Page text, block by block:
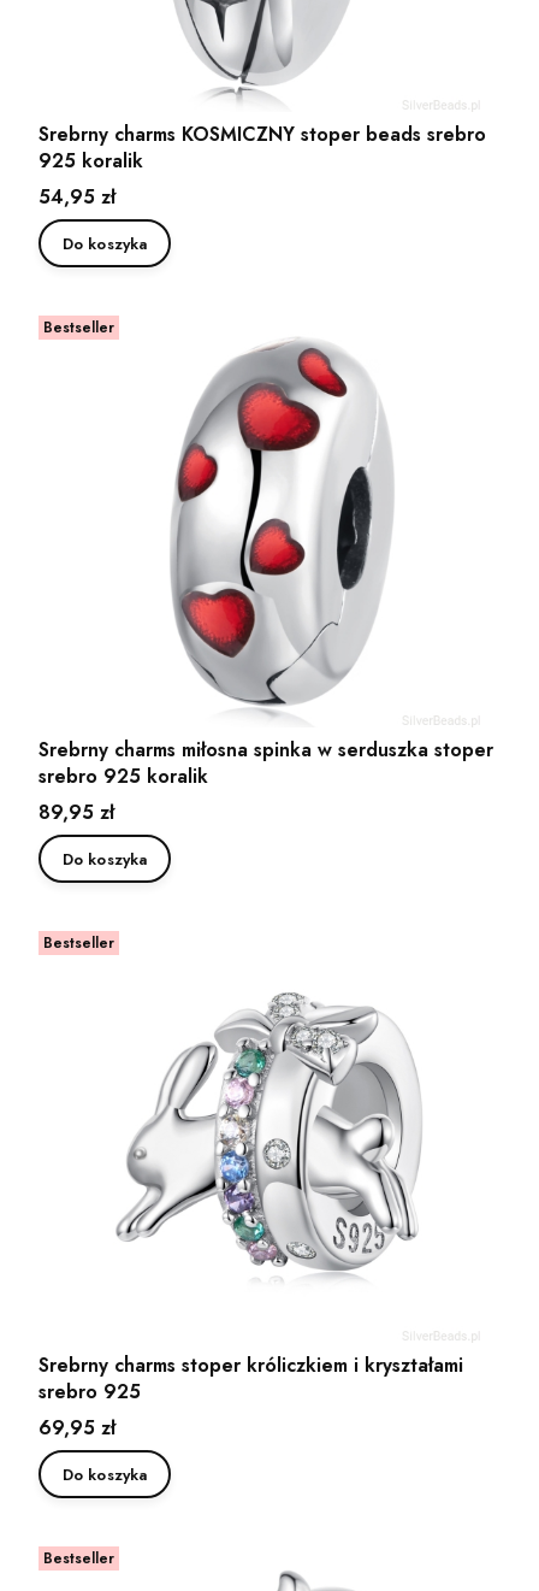
Srebrny charms KOSMICZNY stoper beads srebro
925 koralik
Cena
54,95 zł
Do koszyka
Bestseller
Srebrny charms miłosna spinka w serduszka stoper
srebro 925 koralik
Cena
89,95 zł
Do koszyka
Bestseller
Srebrny charms stoper króliczkiem i kryształami
srebro 925
Cena
69,95 zł
Do koszyka
Bestseller